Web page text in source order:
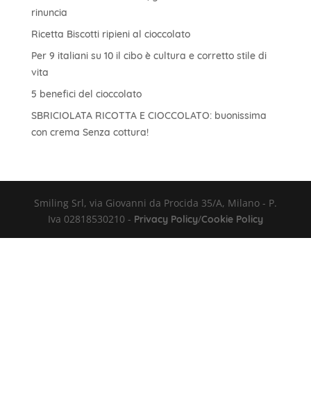
rinuncia
Ricetta Biscotti ripieni al cioccolato
Per 9 italiani su 10 il cibo è cultura e corretto stile di
vita
5 benefici del cioccolato
SBRICIOLATA RICOTTA E CIOCCOLATO: buonissima
con crema Senza cottura!
Smiling Srl, via Giovanni da Procida 35/A, Milano - P.
Iva 02818530210 - Privacy Policy/Cookie Policy